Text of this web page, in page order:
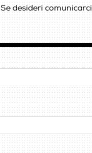
Se desideri